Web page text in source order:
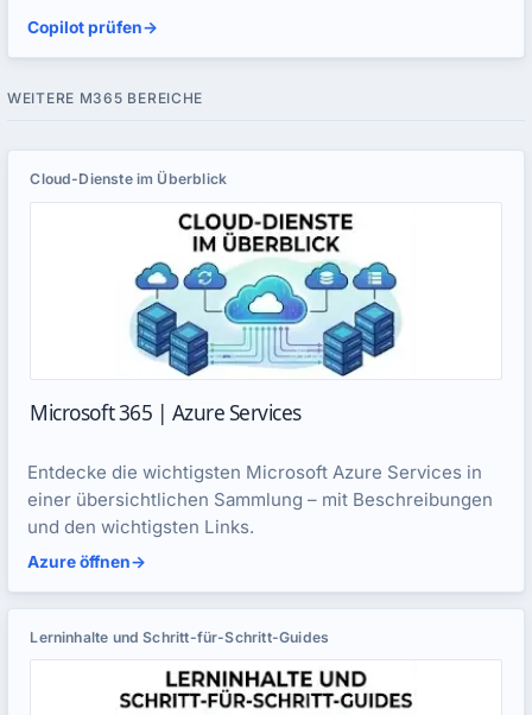
Copilot prüfen->
WEITERE M365 BEREICHE
Cloud-Dienste im Überblick
Microsoft 365 | Azure Services
Entdecke die wichtigsten Microsoft Azure Services in
einer übersichtlichen Sammlung – mit Beschreibungen
und den wichtigsten Links.
Azure öffnen->
Lerninhalte und Schritt-für-Schritt-Guides